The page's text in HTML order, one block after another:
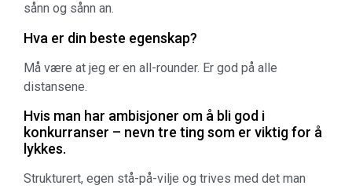
sånn og sånn an.
Hva er din beste egenskap?
Må være at jeg er en all-rounder. Er god på alle
distansene.
Hvis man har ambisjoner om å bli god i
konkurranser – nevn tre ting som er viktig for å
lykkes.
Strukturert, egen stå-på-vilje og trives med det man